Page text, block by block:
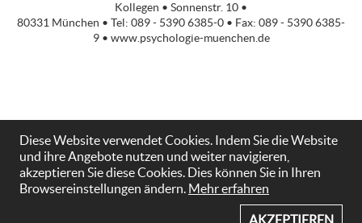
Kollegen • Sonnenstr. 10 •
80331 München • Tel: 089 - 5390 6385-0 • Fax: 089 - 5390 6385-
9 • www.psychologie-muenchen.de
Diese Website verwendet Cookies. Indem Sie die Website
und ihre Angebote nutzen und weiter navigieren,
akzeptieren Sie diese Cookies. Dies können Sie in Ihren
Browsereinstellungen ändern. Mehr erfahren
AKZEPTIEREN